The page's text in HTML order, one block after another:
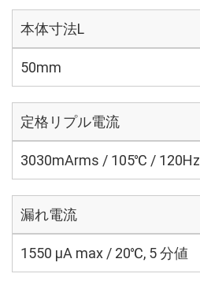
本体寸法L
50mm
定格リプル電流
3030mArms / 105℃ / 120Hz
漏れ電流
1550 μA max / 20℃, 5 分値